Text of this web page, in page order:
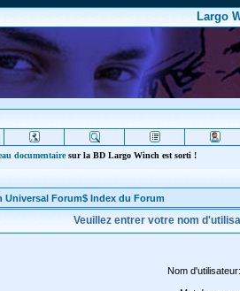
Largo
documentairesur la BD Largo Winch est sorti !
Universal Forum$ Index du Forum
Veuillez entrer votre nom
Nom d'utilisateur: